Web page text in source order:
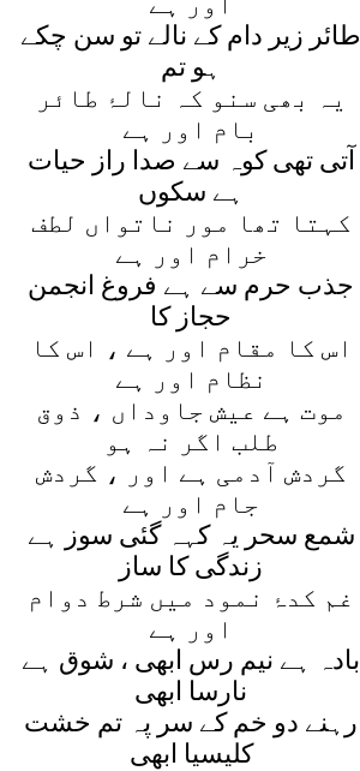
طائر زير دام کے نالے تو سن چکے
ہو تم
يہ بھی سنو کہ نالۂ طائر
بام اور ہے
آتی تھی کوہ سے صدا راز حيات
ہے سکوں
کہتا تھا مور ناتواں لطف
خرام اور ہے
جذب حرم سے ہے فروغ انجمن
حجاز کا
اس کا مقام اور ہے ، اس کا
نظام اور ہے
موت ہے عيش جاوداں ، ذوق
طلب اگر نہ ہو
گردش آدمی ہے اور ، گردش
جام اور ہے
شمع سحر يہ کہہ گئی سوز ہے
زندگی کا ساز
غم کدۂ نمود ميں شرط دوام
اور ہے
بادہ ہے نيم رس ابھی ، شوق ہے
نارسا ابھی
رہنے دو خم کے سر پہ تم خشت
کليسيا ابھی